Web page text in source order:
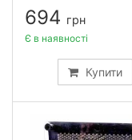
694 грн
Купити
Є в наявності